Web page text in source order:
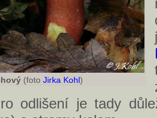
(foto Jirka Kohl)
odlišení je tady